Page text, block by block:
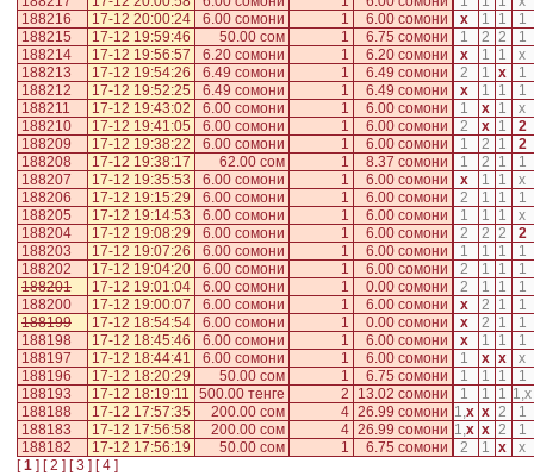
188216
17-12 20:00:24 6.00 сомони 1 6.00 сомони x 1 1
1
188215
17-12 19:59:46 50.00 сом 1 6.75 сомони 1 2 2
1
188214
17-12 19:56:57 6.20 сомони 1 6.20 сомони x 1 1
x
188213
17-12 19:54:26 6.49 сомони 1 6.49 сомони 2 1 x
1
188212
17-12 19:52:25 6.49 сомони 1 6.49 сомони x 1 1
1
188211
17-12 19:43:02 6.00 сомони 1 6.00 сомони 1 x 1
x
188210
17-12 19:41:05 6.00 сомони 1 6.00 сомони 2 x 1
2
188209
17-12 19:38:22 6.00 сомони 1 6.00 сомони 1 2 1
2
188208
17-12 19:38:17 62.00 сом 1 8.37 сомони 1 2 1
1
188207
17-12 19:35:53 6.00 сомони 1 6.00 сомони x 1 1
x
188206
17-12 19:15:29 6.00 сомони 1 6.00 сомони 2 1 1
1
188205
17-12 19:14:53 6.00 сомони 1 6.00 сомони 1 1 1
x
188204
17-12 19:08:29 6.00 сомони 1 6.00 сомони 2 2 2
2
188203
17-12 19:07:26 6.00 сомони 1 6.00 сомони 1 1 1
1
188202
17-12 19:04:20 6.00 сомони 1 6.00 сомони 2 1 1
1
188201
17-12 19:01:04 6.00 сомони 1 0.00 сомони 2 1 1
1
188200
17-12 19:00:07 6.00 сомони 1 6.00 сомони x 2 1
1
188199
17-12 18:54:54 6.00 сомони 1 0.00 сомони x 2 1
1
188198
17-12 18:45:46 6.00 сомони 1 6.00 сомони x 1 1
1
188197
17-12 18:44:41 6.00 сомони 1 6.00 сомони 1 x x
x
188196
17-12 18:20:29 50.00 сом 1 6.75 сомони 1 1 1
1
188193
17-12 18:19:11 500.00 тенге 2 13.02 сомони 1 1 1 1,x
188188
17-12 17:57:35 200.00 сом 4 26.99 сомони 1,x x 2
1
188183
17-12 17:56:58 200.00 сом 4 26.99 сомони 1,x x 2
1
188182
17-12 17:56:19 50.00 сом 1 6.75 сомони 2 1 x
x
[1 ] [2 ] [3 ] [4 ]